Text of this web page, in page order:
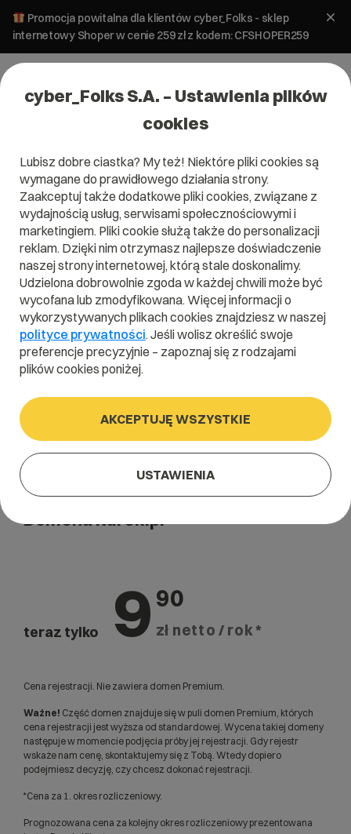
Promocja powitalna dla klientów cyber_Folks - sklep
internetowy Shoper w cenie 259 zł z kodem: CFSHOPER259
Domena .turek.pl
.turek.pl
Szukaj
Domena .turek.pl
teraz tylko 9 90
zł netto / rok *
Cena rejestracji. Nie zawiera domen Premium.
Ważne! Część domen znajduje się w puli domen Premium, których
cena rejestracji jest wyższa od standardowej. Wycena takiej domeny
następuje w momencie podjęcia próby jej rejestracji. Gdy rejestr
wskaże nam cenę, skontaktujemy się z Tobą. Wtedy dopiero
podejmiesz decyzję, czy chcesz dokonać rejestracji.
*Cena za 1. okres rozliczeniowy.
Prognozowana cena za kolejny okres rozliczeniowy prezentowana
cyber_Folks S.A. – Ustawienia plików
cookies
Lubisz dobre ciastka? My też! Niektóre pliki cookies są
wymagane do prawidłowego działania strony.
Zaakceptuj także dodatkowe pliki cookies, związane z
wydajnością usług, serwisami społecznościowymi i
marketingiem. Pliki cookie służą także do personalizacji
reklam. Dzięki nim otrzymasz najlepsze doświadczenie
naszej strony internetowej, którą stale doskonalimy.
Udzielona dobrowolnie zgoda w każdej chwili może być
wycofana lub zmodyfikowana. Więcej informacji o
wykorzystywanych plikach cookies znajdziesz w naszej
polityce prywatności. Jeśli wolisz określić swoje
preferencje precyzyjnie – zapoznaj się z rodzajami
plików cookies poniżej.
AKCEPTUJĘ WSZYSTKIE
USTAWIENIA